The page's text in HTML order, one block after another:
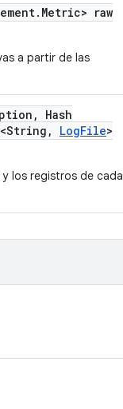
. Metric> raw
a partir de las
,
Hash
, LogFile>
los registros de cada